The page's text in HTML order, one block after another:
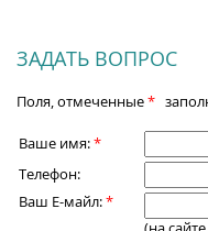
ЗАДАТЬ ВОПРОС
Поля, отмеченные*
Ваше имя:*
Телефон:
Ваш Е-майл:*